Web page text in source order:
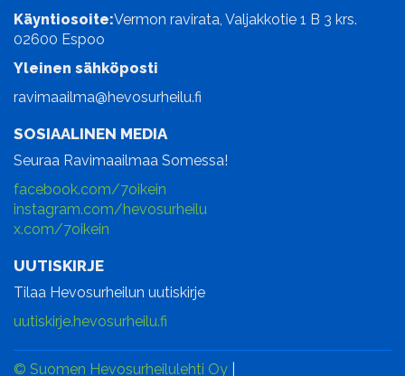
Käyntiosoite:Vermon ravirata, Valjakkotie 1 B 3 krs.
02600 Espoo
Yleinen sähköposti
ravimaailma@hevosurheilu.fi
SOSIAALINEN MEDIA
Seuraa Ravimaailmaa Somessa!
facebook.com/7oikein
instagram.com/hevosurheilu
x.com/7oikein
UUTISKIRJE
Tilaa Hevosurheilun uutiskirje
uutiskirje.hevosurheilu.fi
© Suomen Hevosurheilulehti Oy